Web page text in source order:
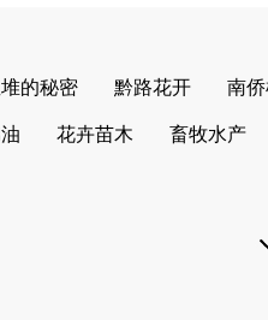
的秘密 黔路花开 南
花卉苗木 畜牧水产